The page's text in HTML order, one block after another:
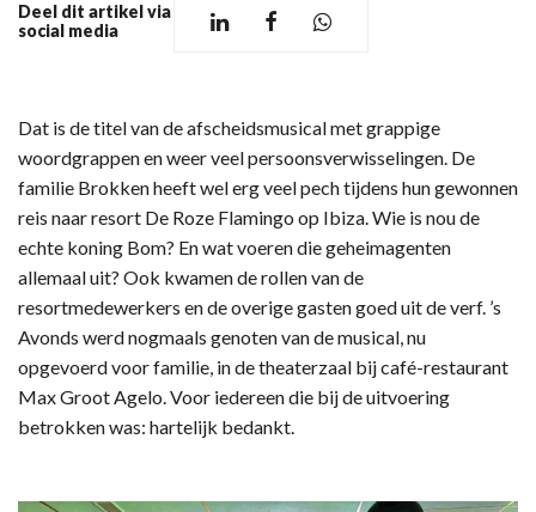
Deel dit artikel via
social media
Dat is de titel van de afscheidsmusical met grappige
woordgrappen en weer veel persoonsverwisselingen. De
familie Brokken heeft wel erg veel pech tijdens hun gewonnen
reis naar resort De Roze Flamingo op Ibiza. Wie is nou de
echte koning Bom? En wat voeren die geheimagenten
allemaal uit? Ook kwamen de rollen van de
resortmedewerkers en de overige gasten goed uit de verf. ’s
Avonds werd nogmaals genoten van de musical, nu
opgevoerd voor familie, in de theaterzaal bij café-restaurant
Max Groot Agelo. Voor iedereen die bij de uitvoering
betrokken was: hartelijk bedankt.